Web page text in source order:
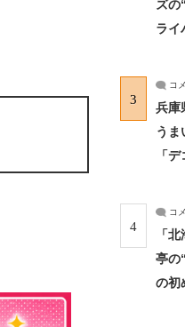
ズ
ライ
3
コ
兵庫
うま
「
4
コ
「
亭の
の初